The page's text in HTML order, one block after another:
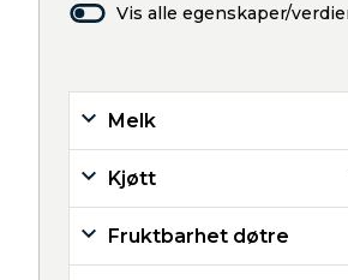
Vis alle egenskaper/
Melk
Kjøtt
Fruktbarhet døtre